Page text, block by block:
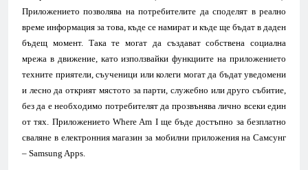
Приложението позволява на потребителите да споделят в реално
време информация за това, къде се намират и къде ще бъдат в даден
бъдещ момент. Така те могат да създават собствена социална
мрежа в движение, като използвайки функциите на приложението
техните приятели, съученици или колеги могат да бъдат уведомени
и лесно да открият мястото за парти, служебно или друго събитие,
без да е необходимо потребителят да прозвънява лично всеки един
от тях. Приложението Where Am Iще бъде достъпно за безплатно
сваляне в електронния магазин за мобилни приложения на Самсунг
– Samsung Apps.